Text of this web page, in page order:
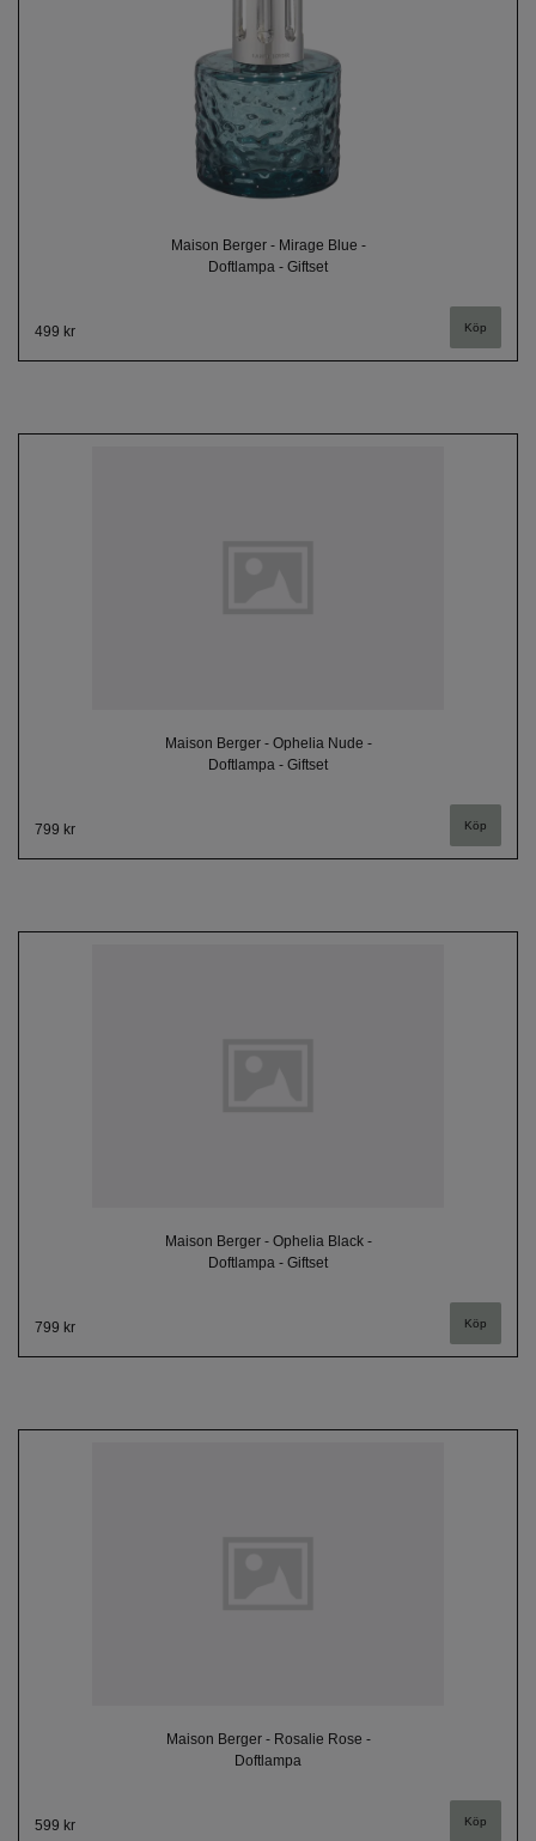
Maison Berger - Mirage Blue -
Doftlampa - Giftset
499 kr
Maison Berger - Ophelia Nude -
Doftlampa - Giftset
799 kr
Maison Berger - Ophelia Black -
Doftlampa - Giftset
799 kr
Maison Berger - Rosalie Rose -
Doftlampa
599 kr